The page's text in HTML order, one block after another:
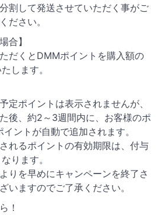
割して発送させていただく事がご
ださい。
合】
だくとDMMポイントを購入額の
します。
定ポイントは表示されませんが、
後、約2～3週間内に、お客様のポ
ントが自動で追加されます。
れるポイントの有効期限は、付与
ります。
りを早めにキャンペーンを終了さ
いますのでご了承ください。
！